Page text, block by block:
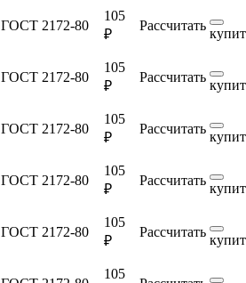
ГОСТ 2172-80
105
₽
Рассчитать
ГОСТ 2172-80
105
₽
Рассчитать
ГОСТ 2172-80
105
₽
Рассчитать
ГОСТ 2172-80
105
₽
Рассчитать
ГОСТ 2172-80
105
₽
Рассчитать
105